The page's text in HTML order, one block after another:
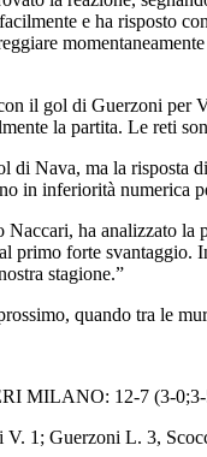
e ha risposto
il gol di Guerzoni
la partita. Le reti
Nava, ma la risposta
in inferiorità
ha analizzato la
forte svantaggio.
stagione.”
quando tra le
MILANO: 12-7 (3-0;3-
1; Guerzoni L. 3,